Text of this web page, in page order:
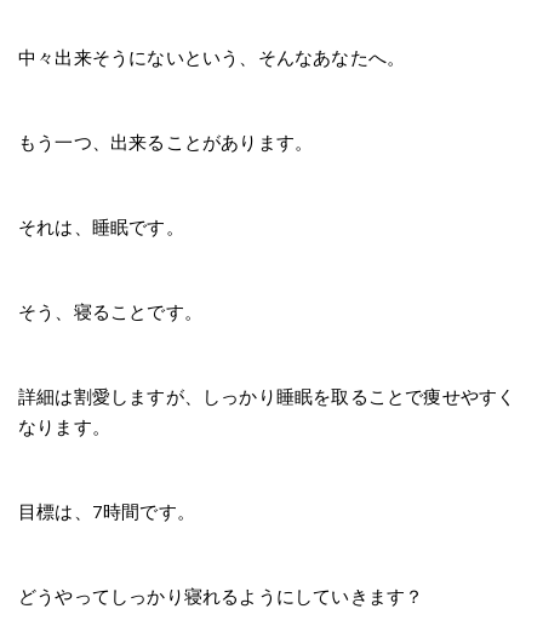
中々出来そうにないという、そんなあなたへ。
もう一つ、出来ることがあります。
それは、睡眠です。
そう、寝ることです。
詳細は割愛しますが、しっかり睡眠を取ることで痩せやすく
なります。
目標は、7時間です。
どうやってしっかり寝れるようにしていきます？